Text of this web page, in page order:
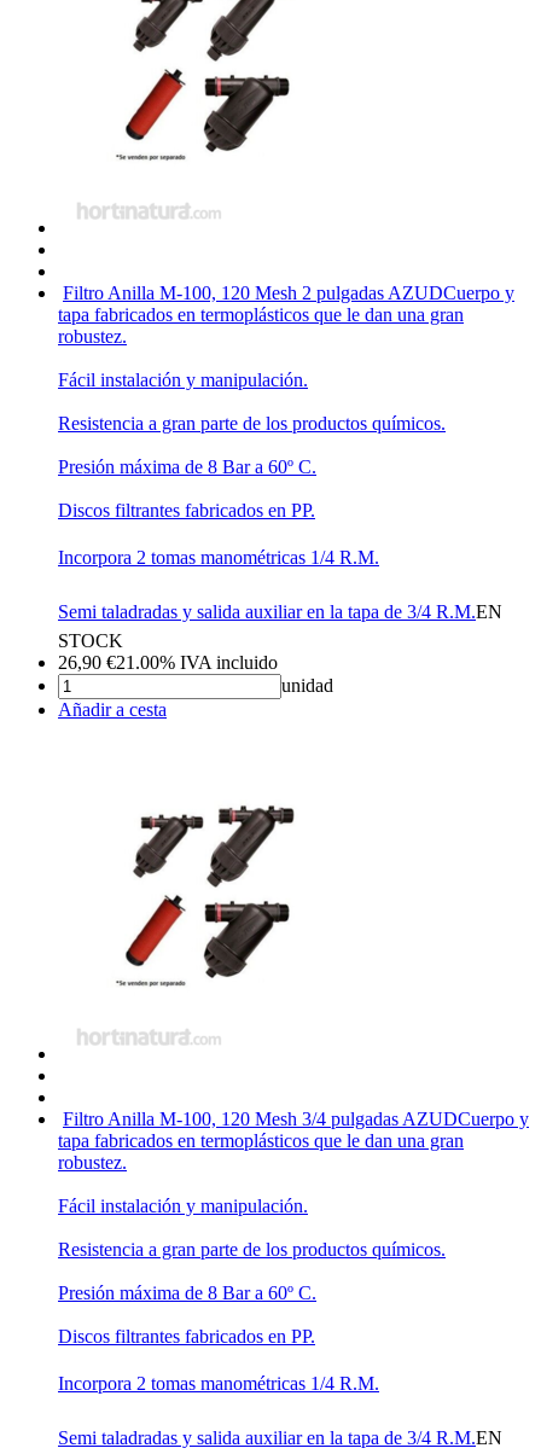
Filtro Anilla M-100, 120 Mesh 2 pulgadas AZUDCuerpo y
tapa fabricados en termoplásticos que le dan una gran
robustez.
Fácil instalación y manipulación.
Resistencia a gran parte de los productos químicos.
Presión máxima de 8 Bar a 60º C.
Discos filtrantes fabricados en PP.
Incorpora 2 tomas manométricas 1/4 R.M.
Semi taladradas y salida auxiliar en la tapa de 3/4 R.M.EN
STOCK
26,90 €21.00% IVA incluido
unidad
Añadir a cesta
Filtro Anilla M-100, 120 Mesh 3/4 pulgadas AZUDCuerpo y
tapa fabricados en termoplásticos que le dan una gran
robustez.
Fácil instalación y manipulación.
Resistencia a gran parte de los productos químicos.
Presión máxima de 8 Bar a 60º C.
Discos filtrantes fabricados en PP.
Incorpora 2 tomas manométricas 1/4 R.M.
Semi taladradas y salida auxiliar en la tapa de 3/4 R.M.EN